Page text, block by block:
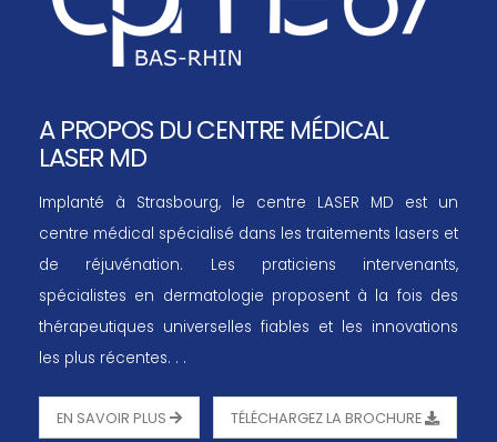
A PROPOS DU CENTRE MÉDICAL
LASER MD
Implanté à Strasbourg, le centre LASER MD est un
centre médical spécialisé dans les traitements lasers et
de réjuvénation. Les praticiens intervenants,
spécialistes en dermatologie proposent à la fois des
thérapeutiques universelles fiables et les innovations
les plus récentes. . .
EN SAVOIR PLUS TÉLÉCHARGEZ LA BROCHURE